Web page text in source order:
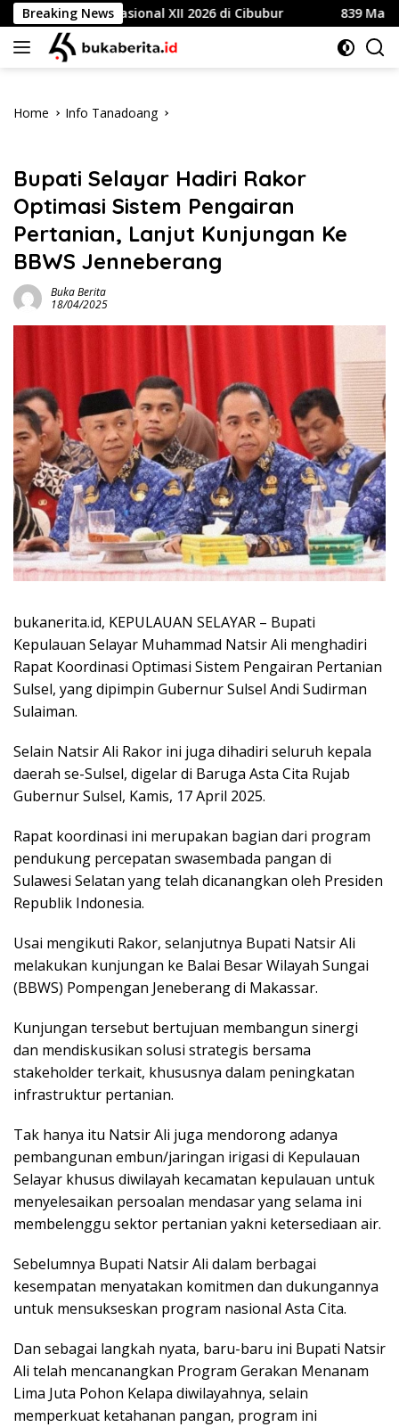
Skip
to
content
Breaking News
Nasional XII 2026 di Cibubur 839 Mahasiswa
Home Info Tanadoang
Bupati Selayar Hadiri Rakor
Optimasi Sistem Pengairan
Pertanian, Lanjut Kunjungan Ke
BBWS Jenneberang
Buka Berita
18/04/2025
bukanerita.id, KEPULAUAN SELAYAR – Bupati
Kepulauan Selayar Muhammad Natsir Ali menghadiri
Rapat Koordinasi Optimasi Sistem Pengairan Pertanian
Sulsel, yang dipimpin Gubernur Sulsel Andi Sudirman
Sulaiman.
Selain Natsir Ali Rakor ini juga dihadiri seluruh kepala
daerah se-Sulsel, digelar di Baruga Asta Cita Rujab
Gubernur Sulsel, Kamis, 17 April 2025.
Rapat koordinasi ini merupakan bagian dari program
pendukung percepatan swasembada pangan di
Sulawesi Selatan yang telah dicanangkan oleh Presiden
Republik Indonesia.
Usai mengikuti Rakor, selanjutnya Bupati Natsir Ali
melakukan kunjungan ke Balai Besar Wilayah Sungai
(BBWS) Pompengan Jeneberang di Makassar.
Kunjungan tersebut bertujuan membangun sinergi
dan mendiskusikan solusi strategis bersama
stakeholder terkait, khususnya dalam peningkatan
infrastruktur pertanian.
Tak hanya itu Natsir Ali juga mendorong adanya
pembangunan embun/jaringan irigasi di Kepulauan
Selayar khusus diwilayah kecamatan kepulauan untuk
menyelesaikan persoalan mendasar yang selama ini
membelenggu sektor pertanian yakni ketersediaan air.
Sebelumnya Bupati Natsir Ali dalam berbagai
kesempatan menyatakan komitmen dan dukungannya
untuk mensukseskan program nasional Asta Cita.
Dan sebagai langkah nyata, baru-baru ini Bupati Natsir
Ali telah mencanangkan Program Gerakan Menanam
Lima Juta Pohon Kelapa diwilayahnya, selain
memperkuat ketahanan pangan, program ini